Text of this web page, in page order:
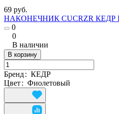
69 руб.
НАКОНЕЧНИК CUCRZR КЕДР
0
0
В наличии
В корзину
Бренд: КЕДР
Цвет: Фиолетовый